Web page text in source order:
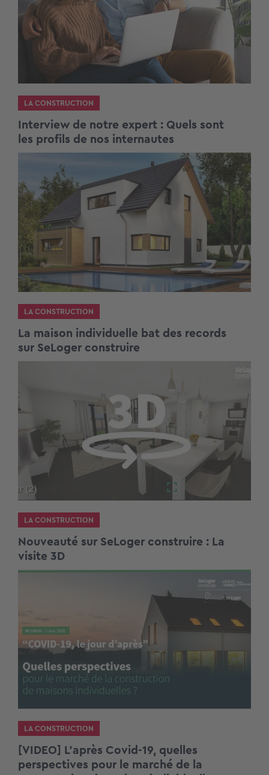
LA CONSTRUCTION
Interview de notre expert : Quels sont
les profils de nos internautes
LA CONSTRUCTION
La maison individuelle bat des records
sur SeLoger construire
LA CONSTRUCTION
Nouveauté sur SeLoger construire : La
visite 3D
LA CONSTRUCTION
[VIDEO] L’après Covid-19, quelles
perspectives pour le marché de la